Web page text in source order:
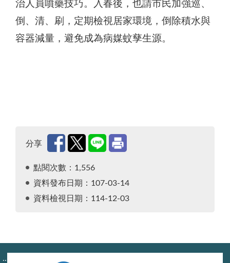
治人員噴藥技巧。入春後，也請市民加強巡、
倒、清、刷，定期檢視居家環境，倒除積水與
容器減量，避免成為病媒蚊孳生源。
分享
點閱次數：1,556
資料發布日期：107-03-14
資料檢視日期：114-12-03